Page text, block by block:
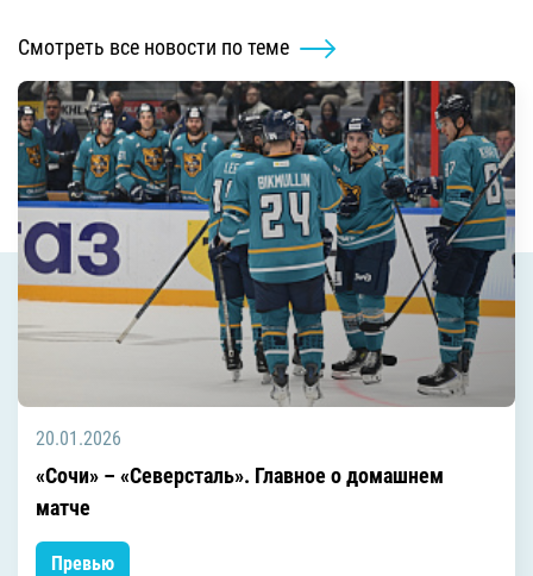
Смотреть все новости по теме
20.01.2026
«Сочи» – «Северсталь». Главное о домашнем
матче
Превью